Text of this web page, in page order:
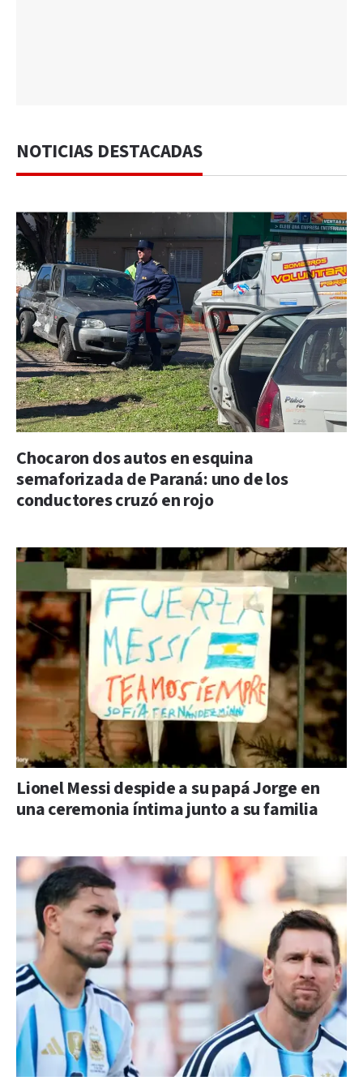
NOTICIAS DESTACADAS
Chocaron dos autos en esquina
semaforizada de Paraná: uno de los
conductores cruzó en rojo
Lionel Messi despide a su papá Jorge en
una ceremonia íntima junto a su familia